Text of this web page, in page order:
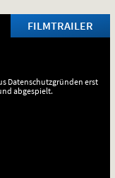
FILMTRAILER
Datenschutzgründen erst
abgespielt.